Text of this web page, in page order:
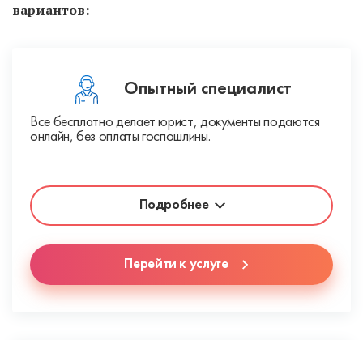
вариантов:
Опытный специалист
Все бесплатно делает юрист, документы подаются
онлайн, без оплаты госпошлины.
Подробнее
Перейти к услуге